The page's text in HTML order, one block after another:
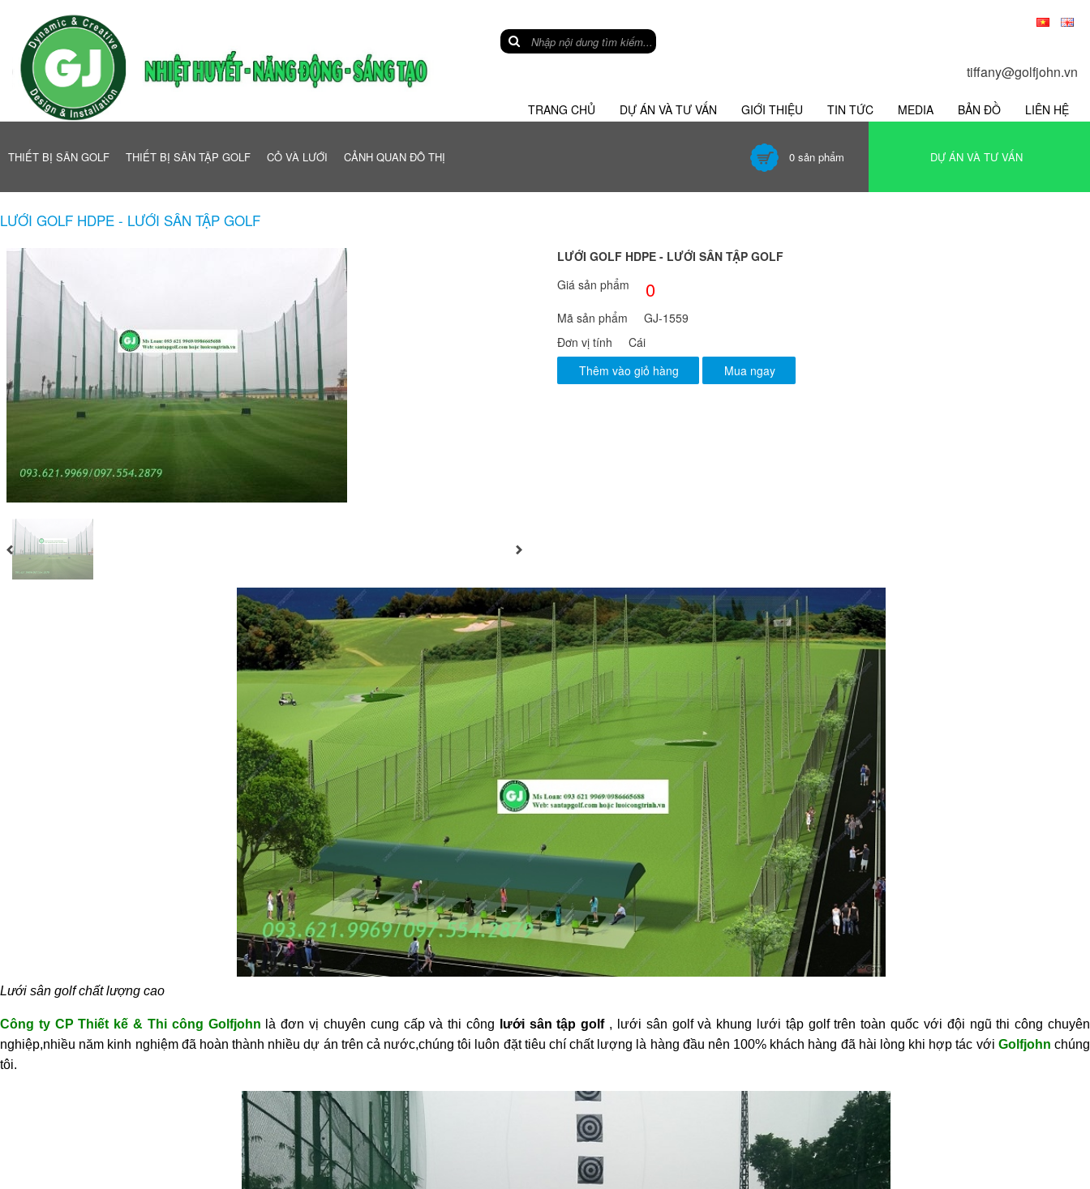
tiffany@golfjohn.vn
TRANG CHỦ DỰ ÁN VÀ TƯ VẤN GIỚI THIỆU TIN TỨC MEDIA BẢN ĐỒ LIÊN HỆ
THIẾT BỊ SÂN GOLF THIẾT BỊ SÂN TẬP GOLF CỎ VÀ LƯỚI CẢNH QUAN ĐÔ THỊ DỰ ÁN VÀ TƯ VẤN
0 sản phẩm
LƯỚI GOLF HDPE - LƯỚI SÂN TẬP GOLF
LƯỚI GOLF HDPE - LƯỚI SÂN TẬP GOLF
Giá sản phẩm
0
Mã sản phẩm
GJ-1559
Đơn vị tính
Cái
Thêm vào giỏ hàng
Mua ngay
Lưới sân golf chất lượng cao
Công ty CP Thiết kế & Thi công Golfjohn là đơn vị chuyên cung cấp và thi công lưới sân tập golf, lưới sân golf và khung lưới tập golf trên toàn quốc với đội ngũ thi công chuyên
nghiệp,nhiều năm kinh nghiệm đã hoàn thành nhiều dự án trên cả nước,chúng tôi luôn đặt tiêu chí chất lượng là hàng đầu nên 100% khách hàng đã hài lòng khi hợp tác với Golfjohn chúng
tôi.